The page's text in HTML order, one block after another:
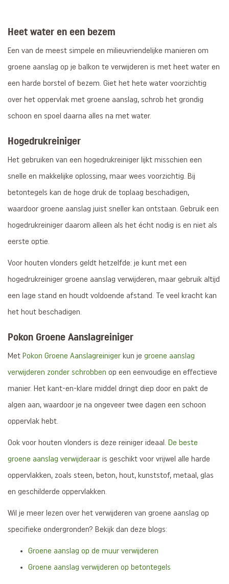
Heet water en een bezem
Een van de meest simpele en milieuvriendelijke manieren om
groene aanslag op je balkon te verwijderen is met heet water en
een harde borstel of bezem. Giet het hete water voorzichtig
over het oppervlak met groene aanslag, schrob het grondig
schoon en spoel daarna alles na met water.
Hogedrukreiniger
Het gebruiken van een hogedrukreiniger lijkt misschien een
snelle en makkelijke oplossing, maar wees voorzichtig. Bij
betontegels kan de hoge druk de toplaag beschadigen,
waardoor groene aanslag juist sneller kan ontstaan. Gebruik een
hogedrukreiniger daarom alleen als het écht nodig is en niet als
eerste optie.
Voor houten vlonders geldt hetzelfde: je kunt met een
hogedrukreiniger groene aanslag verwijderen, maar gebruik altijd
een lage stand en houdt voldoende afstand. Te veel kracht kan
het hout beschadigen.
Pokon Groene Aanslagreiniger
Met Pokon Groene Aanslagreiniger kun je groene aanslag
verwijderen zonder schrobben op een eenvoudige en effectieve
manier. Het kant-en-klare middel dringt diep door en pakt de
algen aan, waardoor je na ongeveer twee dagen een schoon
oppervlak hebt.
Ook voor houten vlonders is deze reiniger ideaal. De beste
groene aanslag verwijderaar is geschikt voor vrijwel alle harde
oppervlakken, zoals steen, beton, hout, kunststof, metaal, glas
en geschilderde oppervlakken.
Wil je meer lezen over het verwijderen van groene aanslag op
specifieke ondergronden? Bekijk dan deze blogs:
Groene aanslag op de muur verwijderen
Groene aanslag verwijderen op betontegels